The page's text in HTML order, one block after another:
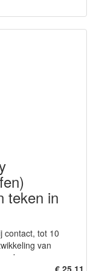
teken in
contact, tot 10
van
na
€ 25,11